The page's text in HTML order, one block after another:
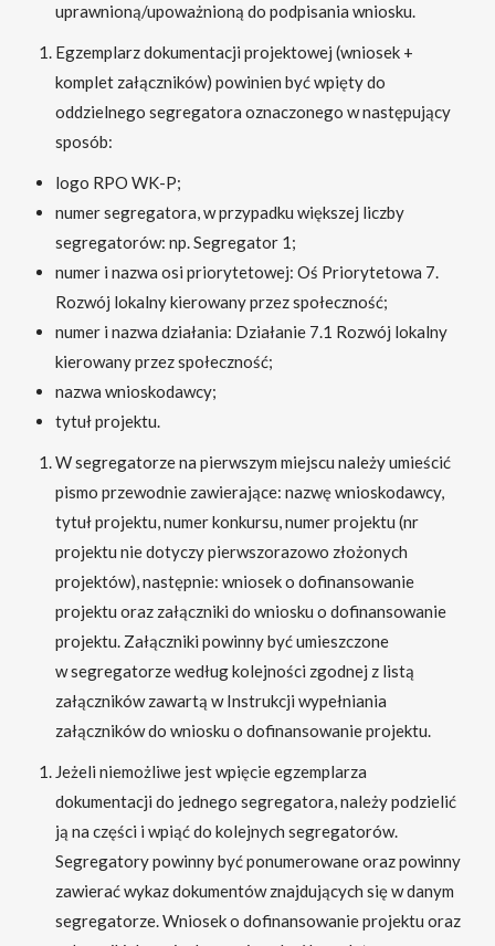
uprawnioną/upoważnioną do podpisania wniosku.
Egzemplarz dokumentacji projektowej (wniosek +
komplet załączników) powinien być wpięty do
oddzielnego segregatora oznaczonego w następujący
sposób:
logo RPO WK-P;
numer segregatora, w przypadku większej liczby
segregatorów: np. Segregator 1;
numer i nazwa osi priorytetowej: Oś Priorytetowa 7.
Rozwój lokalny kierowany przez społeczność;
numer i nazwa działania: Działanie 7.1 Rozwój lokalny
kierowany przez społeczność;
nazwa wnioskodawcy;
tytuł projektu.
W segregatorze na pierwszym miejscu należy umieścić
pismo przewodnie zawierające: nazwę wnioskodawcy,
tytuł projektu, numer konkursu, numer projektu (nr
projektu nie dotyczy pierwszorazowo złożonych
projektów), następnie: wniosek o dofinansowanie
projektu oraz załączniki do wniosku o dofinansowanie
projektu. Załączniki powinny być umieszczone
w segregatorze według kolejności zgodnej z listą
załączników zawartą w Instrukcji wypełniania
załączników do wniosku o dofinansowanie projektu.
Jeżeli niemożliwe jest wpięcie egzemplarza
dokumentacji do jednego segregatora, należy podzielić
ją na części i wpiąć do kolejnych segregatorów.
Segregatory powinny być ponumerowane oraz powinny
zawierać wykaz dokumentów znajdujących się w danym
segregatorze. Wniosek o dofinansowanie projektu oraz